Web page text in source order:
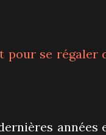
pour se régaler
années